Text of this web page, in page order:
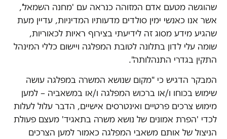
שהוגשה מטעם אדם המזוהה כנראה עם 'מחנה השמאל',
אשר אנו כאנשי ימין סולדים מדעותיו המדיניות, עדיין מעת
שהגיע מידע מסוג זה לידיעתי בצירוף ראיות לכאוריות,
שומה עלי לדון בתלונה לטובת המפלגה ויישום כללי המינהל
התקין בגדרי התנהלותה".
המבקר הדגיש כי "מקום שנושא המשרה במפלגה עושה
שימוש בכוחו ו/או ברכוש המפלגה ו/או במשאביה – למען
מימוש צרכים פרטיים ואינטרסים אישיים, הדבר עלול לעלות
לכדי 'הפרת אמונים של נושא משרה בתאגיד' מעצם פעולת
הניצול של אותם משאבי המפלגה כאמור למען הצרכים